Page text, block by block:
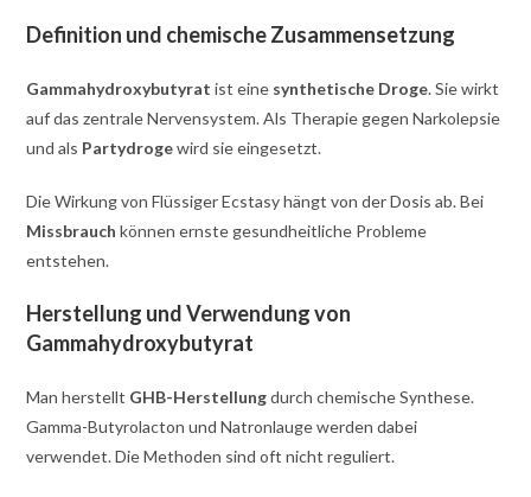
Definition und chemische Zusammensetzung
Gammahydroxybutyrat ist eine synthetische Droge. Sie wirkt
auf das zentrale Nervensystem. Als Therapie gegen Narkolepsie
und als Partydrogewird sie eingesetzt.
Die Wirkung von Flüssiger Ecstasy hängt von der Dosis ab. Bei
Missbrauch können ernste gesundheitliche Probleme
entstehen.
Herstellung und Verwendung von
Gammahydroxybutyrat
Man herstellt GHB-Herstellungdurch chemische Synthese.
Gamma-Butyrolacton und Natronlauge werden dabei
verwendet. Die Methoden sind oft nicht reguliert.